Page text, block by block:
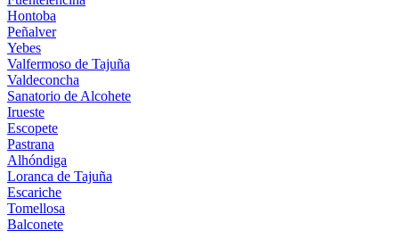
Hontoba
Peñalver
Yebes
Valfermoso de Tajuña
Valdeconcha
Sanatorio de Alcohete
Irueste
Escopete
Pastrana
Alhóndiga
Loranca de Tajuña
Escariche
Tomellosa
Balconete